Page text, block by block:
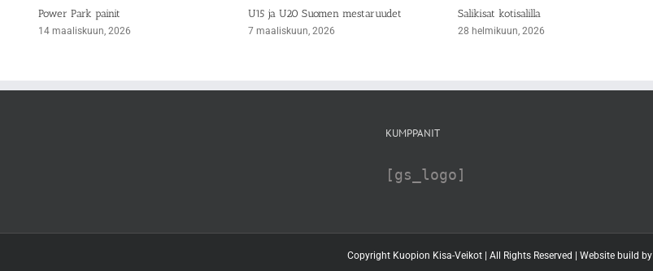
Power Park painit
14 maaliskuun, 2026
U15 ja U20 Suomen mestaruudet
7 maaliskuun, 2026
Salikisat kotisalilla
28 helmikuun, 2026
KUMPPANIT
[gs_logo]
Copyright Kuopion Kisa-Veikot | All Rights Reserved | Website build by